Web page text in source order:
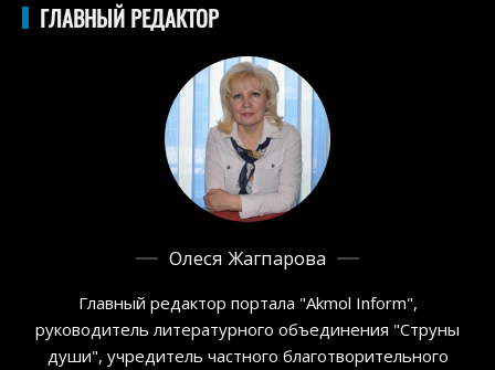
ГЛАВНЫЙ РЕДАКТОР
Олеся Жагпарова
Главный редактор портала "Akmol Inform",
руководитель литературного объединения "Струны
души", учредитель частного благотворительного